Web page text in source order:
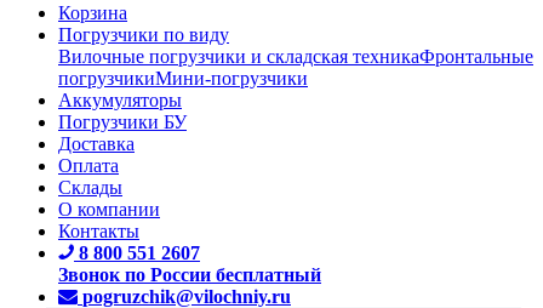
Корзина
Погрузчики по виду
Вилочные погрузчики и складская техникаФронтальные
погрузчикиМини-погрузчики
Аккумуляторы
Погрузчики БУ
Доставка
Оплата
Склады
О компании
Контакты
8 800 551 2607
Звонок по России бесплатный
pogruzchik@vilochniy.ru